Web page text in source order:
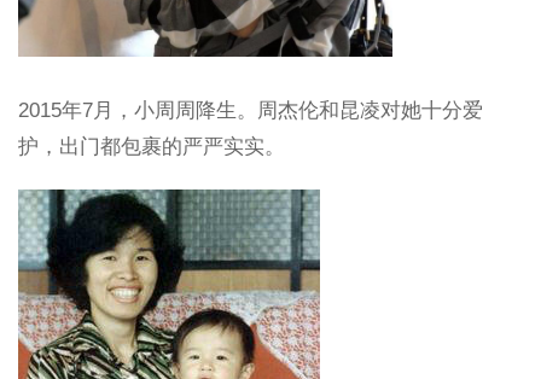
2015年7月，小周周降生。周杰伦和昆凌对她十分爱
护，出门都包裹的严严实实。